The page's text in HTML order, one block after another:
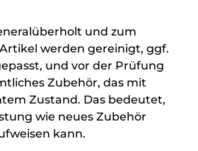
und zum
werden gereinigt, ggf.
und vor der Prüfung
Zubehör, das mit
Zustand. Das bedeutet,
wie neues Zubehör
kann.